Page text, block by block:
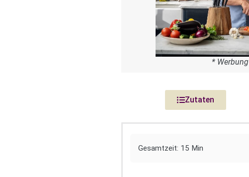
* Werbung
Zutaten
Gesamtzeit: 15 Min